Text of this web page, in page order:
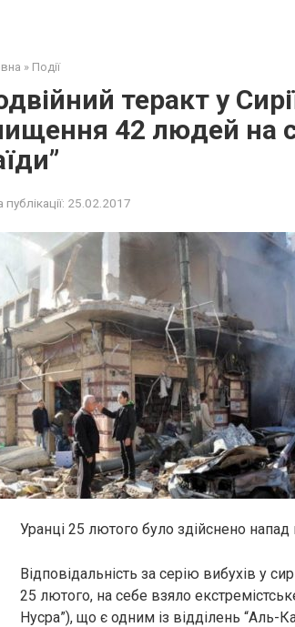
» Події
теракт у
42 людей на
25.02.2017
Уранці 25 лютого було здійснено
Відповідальність за серію вибухів у
25 лютого, на себе взяло
Нусра”), що є одним із відділень “Аль-